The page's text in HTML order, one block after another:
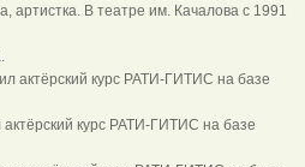
артистка. В театре им. Качалова с 1991
актёрский курс РАТИ-ГИТИС на базе
курс РАТИ-ГИТИС на базе